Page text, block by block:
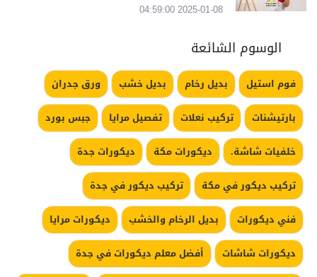
2025-01-08 04:59:00
الوسوم الشائعة
فوم استيل بديل رخام بديل خشب
ورق جدران
بارتيشنات
تركيب نعلات تفصيل مرايا
جبس بورد
خلفيات شاشة.
ديكورات مكة
ديكورات جدة
تركيب ديكور في مكة
تركيب ديكور في جدة
فني ديكورات
بديل الرخام والخشب
ديكورات مرايا
ديكورات شاشات
أفضل معلم ديكورات في جدة